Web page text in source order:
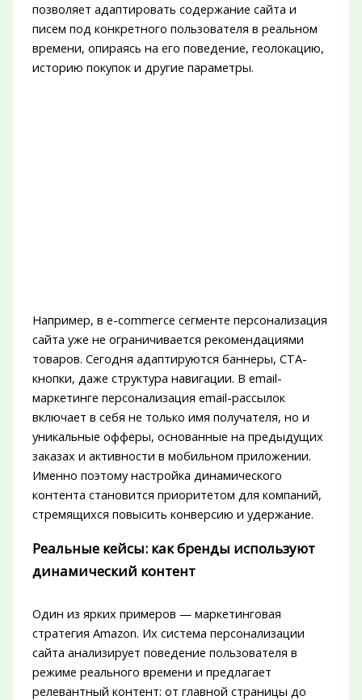
позволяет адаптировать содержание сайта и
писем под конкретного пользователя в реальном
времени, опираясь на его поведение, геолокацию,
историю покупок и другие параметры.
Например, в e-commerce сегменте персонализация
сайта уже не ограничивается рекомендациями
товаров. Сегодня адаптируются баннеры, CTA-
кнопки, даже структура навигации. В email-
маркетинге персонализация email-рассылок
включает в себя не только имя получателя, но и
уникальные офферы, основанные на предыдущих
заказах и активности в мобильном приложении.
Именно поэтому настройка динамического
контента становится приоритетом для компаний,
стремящихся повысить конверсию и удержание.
Реальные кейсы: как бренды используют
динамический контент
Один из ярких примеров — маркетинговая
стратегия Amazon. Их система персонализации
сайта анализирует поведение пользователя в
режиме реального времени и предлагает
релевантный контент: от главной страницы до